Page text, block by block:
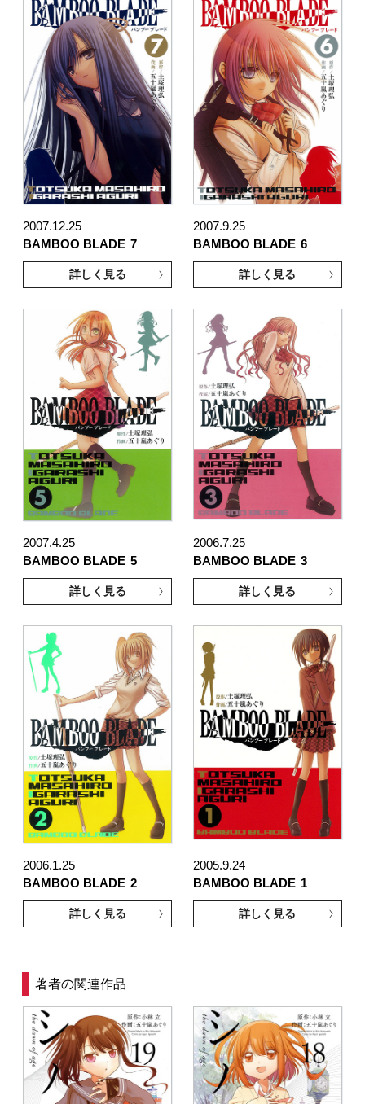
2007.12.25
BAMBOO BLADE 7
詳しく見る
2007.9.25
BAMBOO BLADE 6
詳しく見る
2007.4.25
BAMBOO BLADE 5
詳しく見る
2006.7.25
BAMBOO BLADE 3
詳しく見る
2006.1.25
BAMBOO BLADE 2
詳しく見る
2005.9.24
BAMBOO BLADE 1
詳しく見る
著者の関連作品